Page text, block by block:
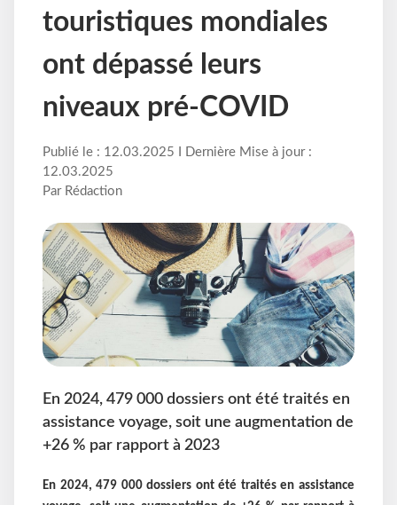
touristiques mondiales
ont dépassé leurs
niveaux pré-COVID
Publié le : 12.03.2025 I Dernière Mise à jour :
12.03.2025
Par Rédaction
En 2024, 479 000 dossiers ont été traités en
assistance voyage, soit une augmentation de
+26 % par rapport à 2023
En 2024, 479 000 dossiers ont été traités en assistance